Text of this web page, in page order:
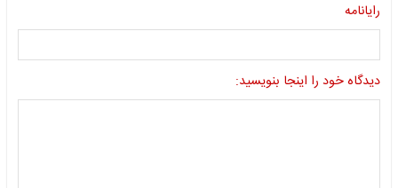
رایانامه
دیدگاه خود را اینجا بنویسید: